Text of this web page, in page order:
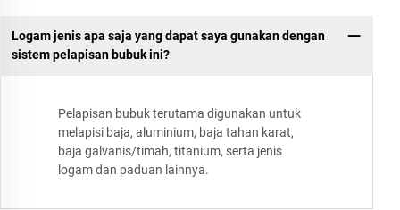
Logam jenis apa saja yang dapat saya gunakan dengan
sistem pelapisan bubuk ini?
Pelapisan bubuk terutama digunakan untuk
melapisi baja, aluminium, baja tahan karat,
baja galvanis/timah, titanium, serta jenis
logam dan paduan lainnya.